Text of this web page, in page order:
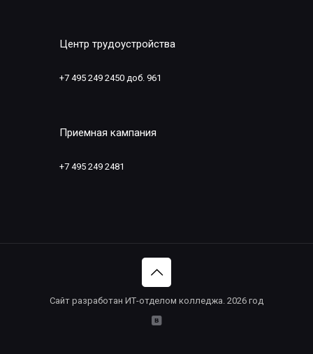
Центр трудоустройства
+7 495 249 2450 доб. 961
Приемная кампания
+7 495 249 2481
Сайт разработан ИТ-отделом колледжа. 2026 год